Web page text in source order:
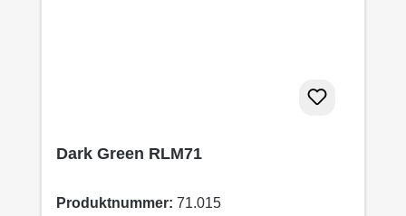
Dark Green RLM71
Produktnummer: 71.015